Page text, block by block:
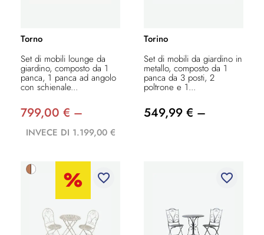
Torno
Set di mobili lounge da
giardino, composto da 1
panca, 1 panca ad angolo
con schienale...
799,00 € –
INVECE DI 1.199,00 €
Torino
Set di mobili da giardino in
metallo, composto da 1
panca da 3 posti, 2
poltrone e 1...
549,99 € –
favorite_border favorite_border